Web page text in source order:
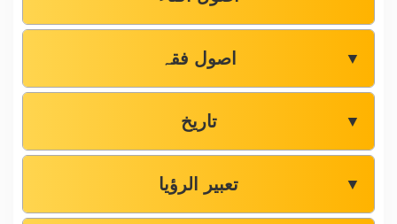
اصول فقہ ▼
تاریخ ▼
تعبیر الرؤیا ▼